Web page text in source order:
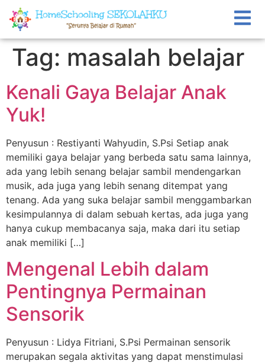
Tag: masalah belajar
Kenali Gaya Belajar Anak
Yuk!
Penyusun : Restiyanti Wahyudin, S.Psi Setiap anak
memiliki gaya belajar yang berbeda satu sama lainnya,
ada yang lebih senang belajar sambil mendengarkan
musik, ada juga yang lebih senang ditempat yang
tenang. Ada yang suka belajar sambil menggambarkan
kesimpulannya di dalam sebuah kertas, ada juga yang
hanya cukup membacanya saja, maka dari itu setiap
anak memiliki […]
Mengenal Lebih dalam
Pentingnya Permainan
Sensorik
Penyusun : Lidya Fitriani, S.Psi Permainan sensorik
merupakan segala aktivitas yang dapat menstimulasi